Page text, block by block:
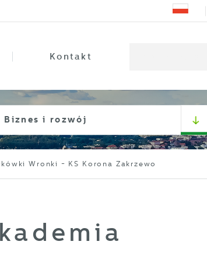
Kontakt
Biznes i rozwój
Wronki - KS Korona Zakrzewo